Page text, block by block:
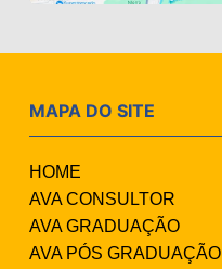
MAPA DO SITE
HOME
AVA CONSULTOR
AVA GRADUAÇÃO
AVA PÓS GRADUAÇÃO